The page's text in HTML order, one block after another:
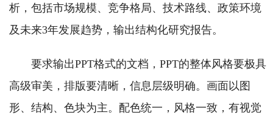
析，包括市场规模、竞争格局、技术路线、政策环境
及未来3年发展趋势，输出结构化研究报告。
要求输出PPT格式的文档，PPT的整体风格要极具
高级审美，排版要清晰，信息层级明确。画面以图
形、结构、色块为主。配色统一，风格一致，有视觉